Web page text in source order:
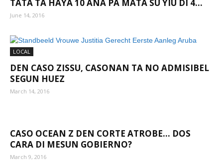
TATA TA HAYA 10 AÑA PA MATA SU YIU DI 4...
June 14, 2016
LOCAL
DEN CASO ZISSU, CASONAN TA NO ADMISIBEL
SEGUN HUEZ
March 14, 2016
CASO OCEAN Z DEN CORTE ATROBE… DOS
CARA DI MESUN GOBIERNO?
March 9, 2016